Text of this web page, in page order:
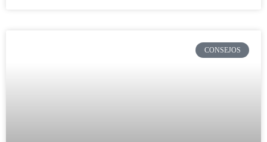
CONSEJOS